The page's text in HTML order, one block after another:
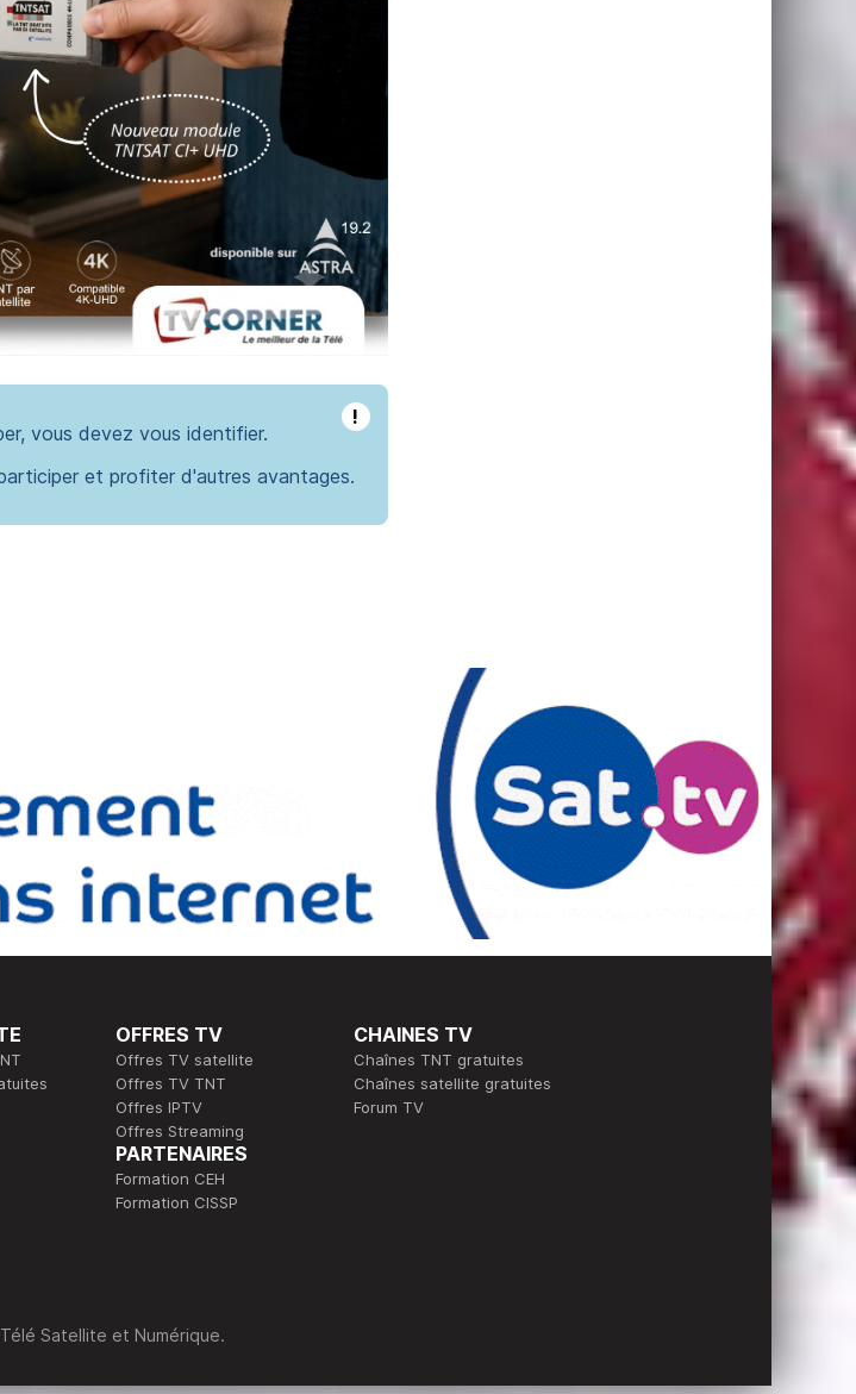
!
vous devez vous identifier.
et profiter d'autres avantages.
OFFRES TV
Offres TV satellite
Offres TV TNT
Offres IPTV
Offres Streaming
CHAINES TV
Chaînes TNT gratuites
Chaînes satellite gratuites
Forum TV
PARTENAIRES
Formation CEH
Formation CISSP
Satellite et Numérique.